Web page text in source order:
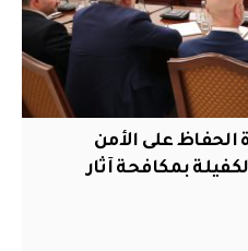
على الأمن
بمكافحة آثار